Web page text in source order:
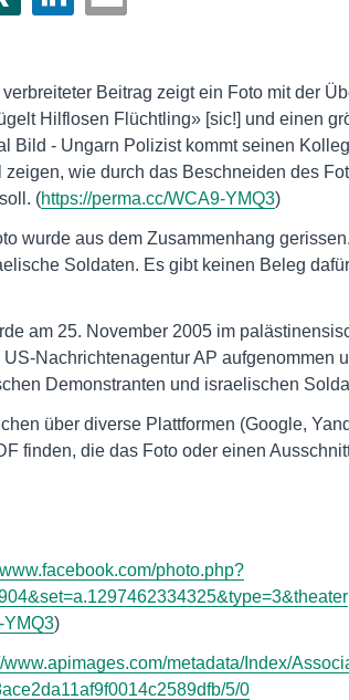
Beitrag zeigt ein Foto mit der
Hilflosen Flüchtling» [sic!] und einen
Bild - Ungarn Polizist kommt seinen
wie durch das Beschneiden des
(https://perma.cc/WCA9-YMQ3)
wurde aus dem Zusammenhang
Soldaten. Es gibt keinen Beleg
am 25. November 2005 im
Nachrichtenagentur AP aufgenommen
Demonstranten und israelischen
über diverse Plattformen (Google,
finden, die das Foto oder einen
photo.php?
YMQ3)
www.apimages.com/metadata/Index/
5/0